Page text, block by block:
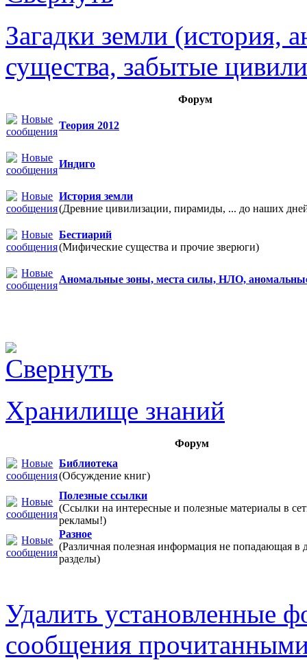
Загадки земли (история,
существа, забытые
Форум
Теория 2012
Индиго
История земли
(Древние цивилизации, пирамиды, ... до наших
Бестиарий
(Мифические существа и прочие зверюги)
Аномальные зоны, места силы, НЛО,
Хранилище знаний
Форум
Библиотека
(Обсуждение книг)
Полезные ссылки
(Ссылки на интересные и полезные материалы в
рекламы!)
Разное
(Различная полезная информация не попадающая в
разделы)
Удалить установленные
сообщения